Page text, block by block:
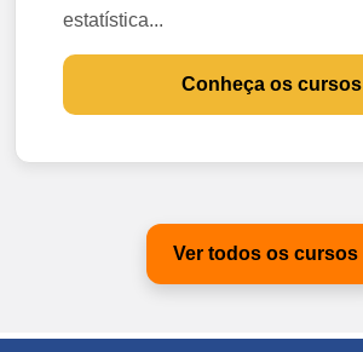
estatística...
Conheça os cursos
Ver todos os cursos